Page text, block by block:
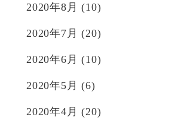
2020年8月 (10)
2020年7月 (20)
2020年6月 (10)
2020年5月 (6)
2020年4月 (20)